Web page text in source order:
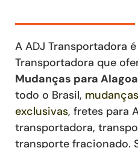
A ADJ Transportadora
Transportadora que
Mudanças para
todo o Brasil, mudanças
exclusivas, fretes para
transportadora,
transporte fracionado.